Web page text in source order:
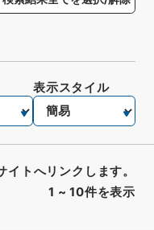
1 ~ 10件を表示
表示スタイル
トへリンクします。